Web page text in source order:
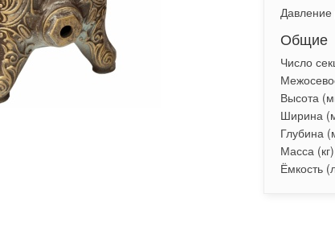
Давление
Общие
Число
Высота
Ширина
Глубина
Масса (кг)
Ёмкость